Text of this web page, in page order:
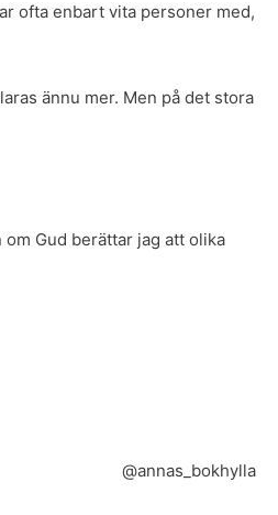
ofta enbart vita personer med,
ännu mer. Men på det stora
Gud berättar jag att olika
@annas_bokhylla